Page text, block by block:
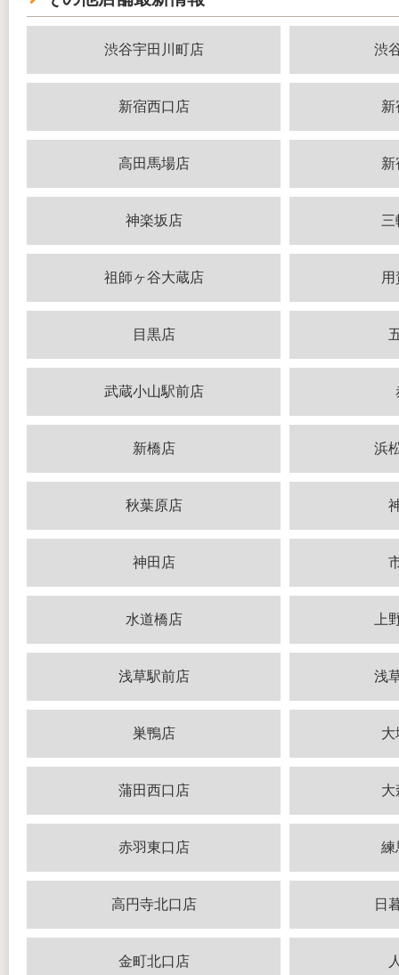
渋谷宇田川町店 渋
新宿西口店 新
高田馬場店 新
神楽坂店 三
祖師ヶ谷大蔵店
目黒店
武蔵小山駅前店
新橋店 浜
秋葉原店
神田店
水道橋店 上
浅草駅前店 浅
巣鴨店 大
蒲田西口店 大
赤羽東口店 練
高円寺北口店 日
金町北口店